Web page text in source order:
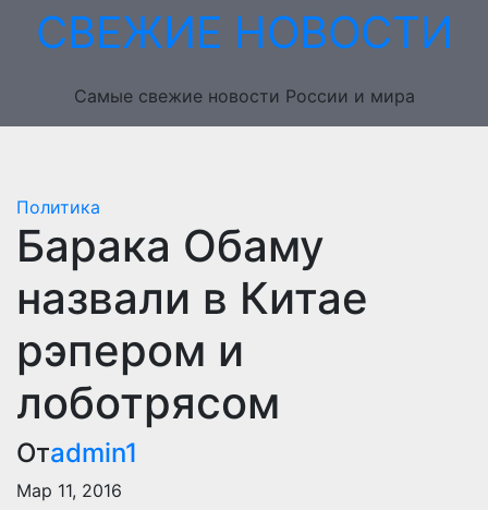
ПерейтиСВЕЖИЕ НОВОСТИ
Самые свежие новости России и мира
Политика
Барака Обаму
назвали в Китае
рэпером и
лоботрясом
Отadmin1
Мар 11, 2016